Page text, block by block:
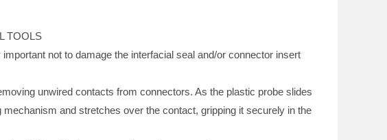
TOOLS
not to damage the interfacial seal and/or connector insert
unwired contacts from connectors. As the plastic probe slides
and stretches over the contact, gripping it securely in the